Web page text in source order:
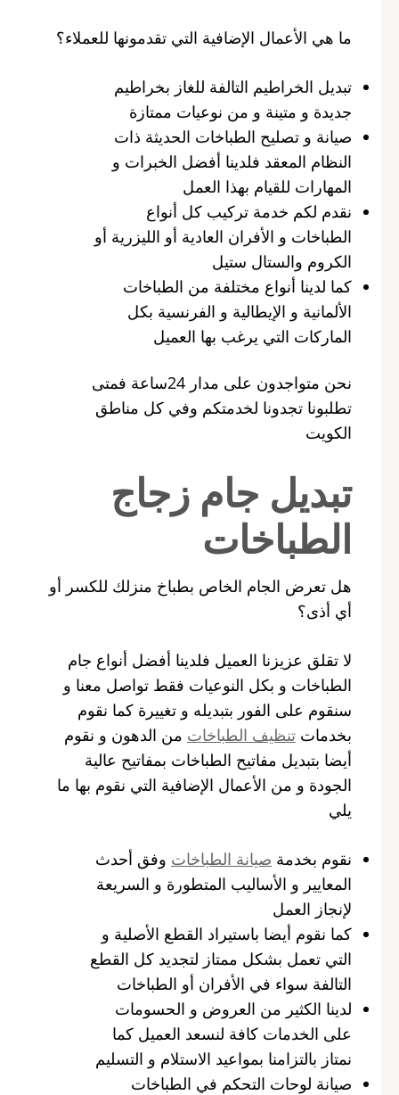
ما هي الأعمال الإضافية التي تقدمونها للعملاء؟
تبديل الخراطيم التالفة للغاز بخراطيم
جديدة و متينة و من نوعيات ممتازة
صيانة و تصليح الطباخات الحديثة ذات
النظام المعقد فلدينا أفضل الخبرات و
المهارات للقيام بهذا العمل
نقدم لكم خدمة تركيب كل أنواع
الطباخات و الأفران العادية أو الليزرية أو
الكروم والستال ستيل
كما لدينا أنواع مختلفة من الطباخات
الألمانية و الإيطالية و الفرنسية بكل
الماركات التي يرغب بها العميل
نحن متواجدون على مدار 24ساعة فمتى
تطلبونا تجدونا لخدمتكم وفي كل مناطق
الكويت
تبديل جام زجاج
الطباخات
هل تعرض الجام الخاص بطباخ منزلك للكسر أو
أي أذى؟
لا تقلق عزيزنا العميل فلدينا أفضل أنواع جام
الطباخات و بكل النوعيات فقط تواصل معنا و
سنقوم على الفور بتبديله و تغييرة كما نقوم
بخدمات تنظيف الطباخات من الدهون و نقوم
أيضا بتبديل مفاتيح الطباخات بمفاتيح عالية
الجودة و من الأعمال الإضافية التي نقوم بها ما
يلي
نقوم بخدمة صيانة الطباخات وفق أحدث
المعايير و الأساليب المتطورة و السريعة
لإنجاز العمل
كما نقوم أيضا باستيراد القطع الأصلية و
التي تعمل بشكل ممتاز لتجديد كل القطع
التالفة سواء في الأفران أو الطباخات
لدينا الكثير من العروض و الحسومات
على الخدمات كافة لنسعد العميل كما
نمتاز بالتزامنا بمواعيد الاستلام و التسليم
صيانة لوحات التحكم في الطباخات